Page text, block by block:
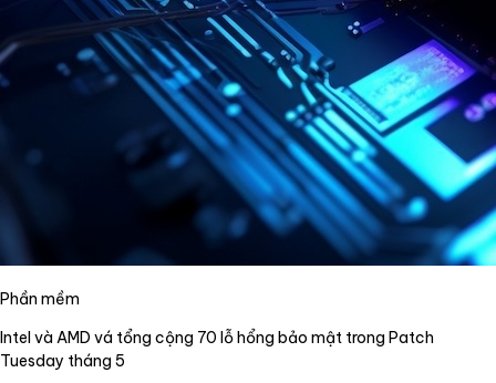
Phần mềm
Intel và AMD vá tổng cộng 70 lỗ hổng bảo mật trong Patch
Tuesday tháng 5